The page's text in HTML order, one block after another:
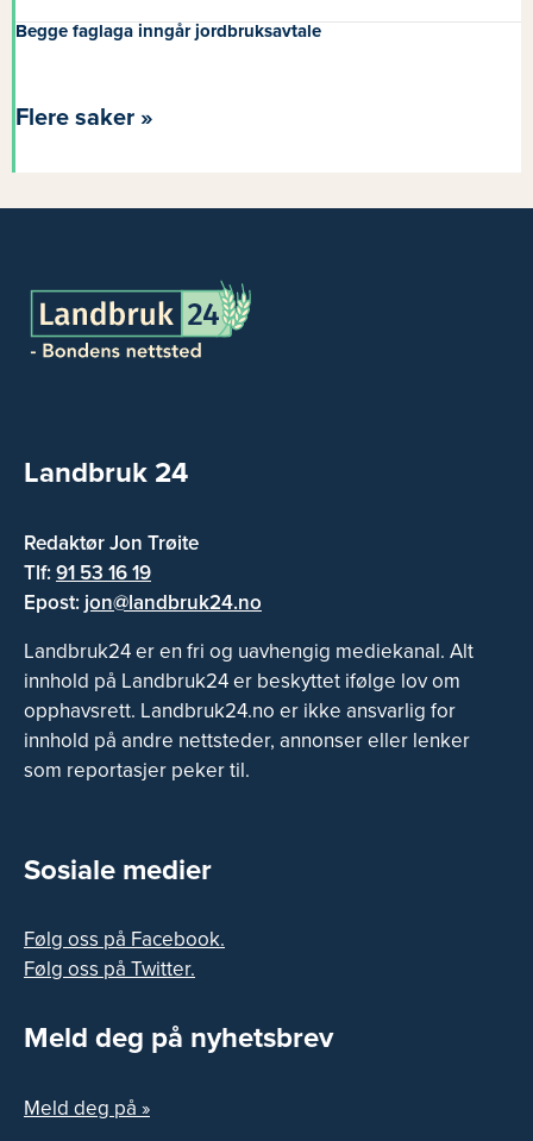
Begge faglaga inngår jordbruksavtale
Flere saker »
Landbruk 24
Redaktør Jon Trøite
Tlf:91 53 16 19
Epost: jon@landbruk24.no
Landbruk24 er en fri og uavhengig mediekanal. Alt
innhold på Landbruk24 er beskyttet ifølge lov om
opphavsrett. Landbruk24.no er ikke ansvarlig for
innhold på andre nettsteder, annonser eller lenker
som reportasjer peker til.
Sosiale medier
Følg oss på Facebook.
Følg oss på Twitter.
Meld deg på nyhetsbrev
Meld deg på »